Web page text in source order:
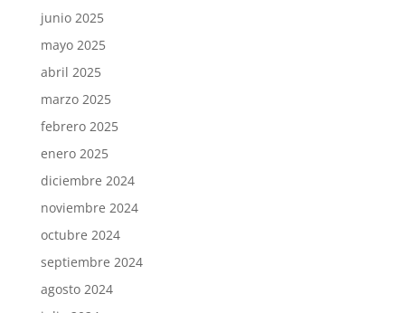
junio 2025
mayo 2025
abril 2025
marzo 2025
febrero 2025
enero 2025
diciembre 2024
noviembre 2024
octubre 2024
septiembre 2024
agosto 2024